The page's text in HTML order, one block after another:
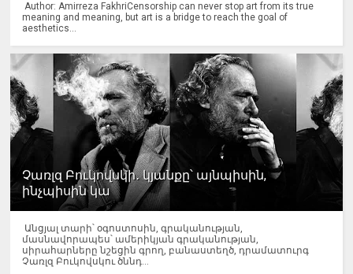
Author: Amirreza FakhriCensorship can never stop art from its true
meaning and meaning, but art is a bridge to reach the goal of
aesthetics...
Չառլզ Բուկովսկի․ կյանքը՝ այնպիսին,
ինչպիսին կա
Անցյալ տարի՝ օգոստոսին, գրականության,
մասնավորապես՝ ամերիկյան գրականության,
սիրահարները նշեցին գրող, բանաստեղծ, դրամատուրգ
Չառլզ Բուկովսկու ծննդ...